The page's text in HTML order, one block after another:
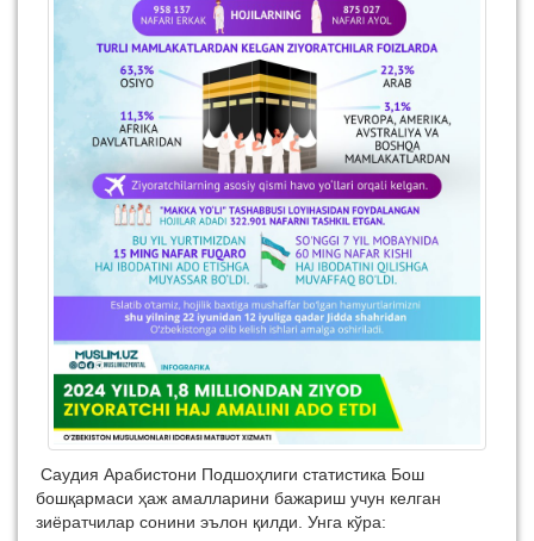
Саудия Арабистони Подшоҳлиги статистика Бош
бошқармаси ҳаж амалларини бажариш учун келган
зиёратчилар сонини эълон қилди. Унга кўра: